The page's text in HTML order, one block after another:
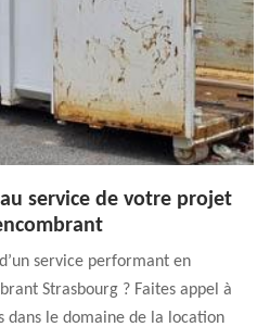
service de votre projet
service performant en
Strasbourg ? Faites appel à
dans le domaine de la location